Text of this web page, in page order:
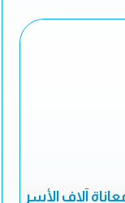
آلاف الأسر